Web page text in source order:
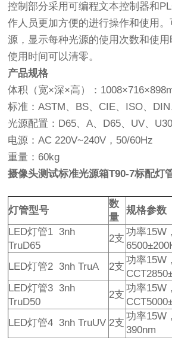
控制部分采用可编程文本控制器和
作人员更加方便的进行操作和使用
源，显示每种光源的使用次数和使
使用时间可以清零。
产品规格
体积（宽×深×高）：
标准：ASTM、BS、CIE、ISO、DIN
光源配置：D65、A、D65、UV、
电源：AC 220V~240V，50/60Hz
重量：60kg
摄像头测试标准光源箱T90-7标配灯
灯管型号
数
量
规格参数
LED灯管1 3nh
TruD65
2支
功率15W
LED灯管2 3nh TruA
2支
功率15W，
LED灯管3 3nh
TruD50
2支
功率15W，
LED灯管4 3nh TruUV 2支
功率15W
390nm